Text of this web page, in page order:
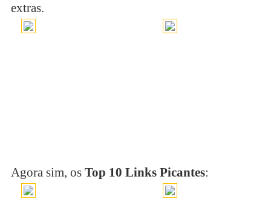
extras.
Agora sim, os Top 10 Links Picantes: